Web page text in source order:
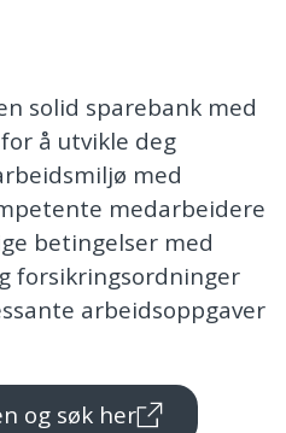
solid sparebank med
å utvikle deg
med
medarbeidere
betingelser med
forsikringsordninger
arbeidsoppgaver
og søk her